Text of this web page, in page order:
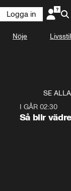
Logga in
Nöje Livsstil
SE ALLA
I GÅR 02:30
Så blir